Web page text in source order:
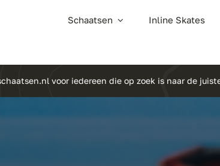
Schaatsen Inline Skates
voor iedereen die op zoek is naar de